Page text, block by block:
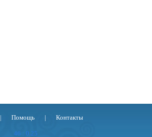
| Помощь | Контакты
46 : 0.25